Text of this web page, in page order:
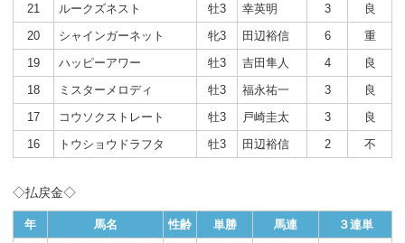
21
ルークズネスト 牡3 幸英明 3
良
20
シャインガーネット 牝3 田辺裕信 6
重
19
ハッピーアワー 牡3 吉田隼人 4
良
18
ミスターメロディ 牡3 福永祐一 3
良
17
コウソクストレート 牡3 戸崎圭太 3
良
16
トウショウドラフタ 牡3 田辺裕信 2 不
◇払戻金◇
年 馬名 性齢 単勝 馬連
３連単